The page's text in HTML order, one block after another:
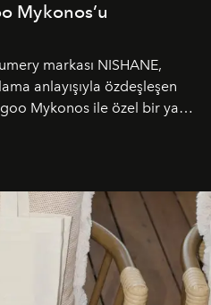
Mykonos’u
markası NISHANE,
anlayışıyla özdeşleşen
Mykonos ile özel bir yaz
Tagoo’daki varlığını
bir deneyime dönüştürüyor.